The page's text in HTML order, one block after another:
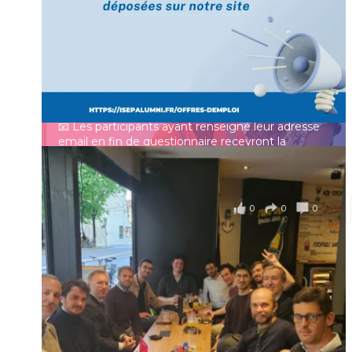
👩‍🎓 Ingénieurs diplômés, vous avez jusqu’au 31
mai pour participer et faire entendre votre voix !
Depuis plus de 60 ans, cette enquête vise à établir
un panorama complet de la situation socio-
professionnelle des ingénieurs et scientifiques
français.
📧 Les participants ayant renseigné leur adresse
email en fin de questionnaire recevront la
synthèse des résultats...Voir plus
il y a 4 mois
0 0 0
Voir sur Facebook
Mot de passe
Se souvenir de moi
Connexion
Identifiant oublié ?
Mot de passe